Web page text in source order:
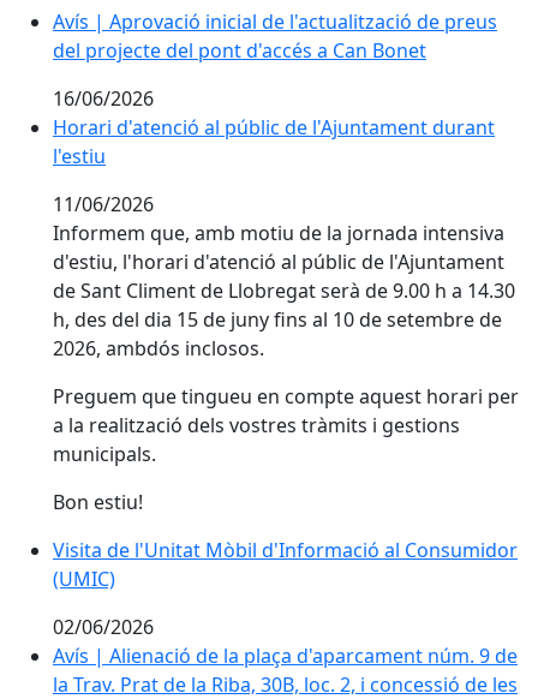
Avís | Aprovació inicial de l'actualització de preus
Avís | Aprovació inicial de l'actualització de preus
del projecte del pont d'accés a Can Bonet
16/06/2026
Horari d'atenció al públic de l'Ajuntament durant
Horari d'atenció al públic de l'Ajuntament durant
l'estiu
11/06/2026
Informem que, amb motiu de la jornada intensiva
d'estiu, l'horari d'atenció al públic de l'Ajuntament
de Sant Climent de Llobregat serà de 9.00 h a 14.30
h, des del dia 15 de juny fins al 10 de setembre de
2026, ambdós inclosos.
Preguem que tingueu en compte aquest horari per
a la realització dels vostres tràmits i gestions
municipals.
Bon estiu!
Visita de l'Unitat Mòbil d'Informació al Consumidor
Visita de l'Unitat Mòbil d'Informació al Consumidor
(UMIC)
02/06/2026
Avís | Alienació de la plaça d'aparcament núm. 9 de
Avís | Alienació de la plaça d'aparcament núm. 9 de
la Trav. Prat de la Riba, 30B, loc. 2, i concessió de les